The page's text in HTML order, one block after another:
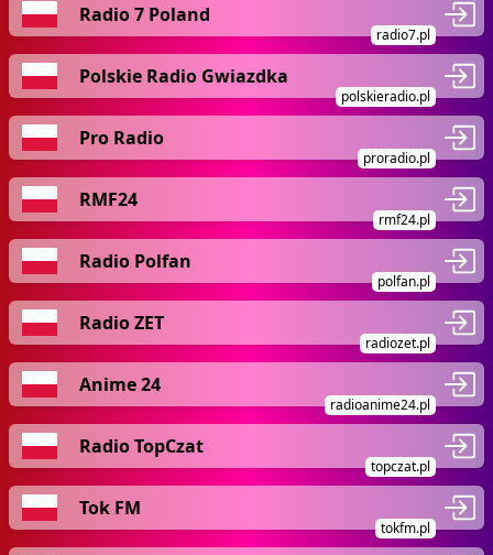
Radio 7 Poland
radio7.pl
Polskie Radio Gwiazdka
polskieradio.pl
Pro Radio
proradio.pl
RMF24
rmf24.pl
Radio Polfan
polfan.pl
Radio ZET
radiozet.pl
Anime 24
radioanime24.pl
Radio TopCzat
topczat.pl
Tok FM
tokfm.pl